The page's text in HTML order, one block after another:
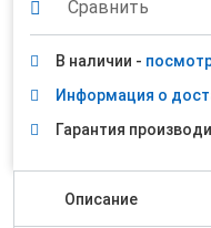
Сравнить
В наличии -
Информация о
Гарантия
Описание